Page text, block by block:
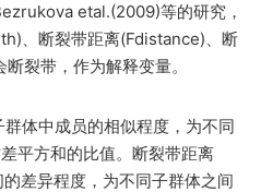
etal.(2009)等的研究，
、断裂带距离(Fdistance)、断
裂带，作为解释变量。
体中成员的相似程度，为不同
平方和的比值。断裂带距离
差异程度，为不同子群体之间